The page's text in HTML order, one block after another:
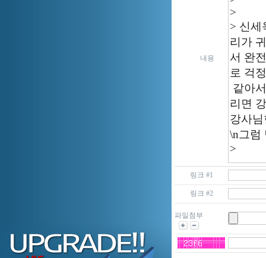
내용
링크 #1
링크 #2
파일첨부